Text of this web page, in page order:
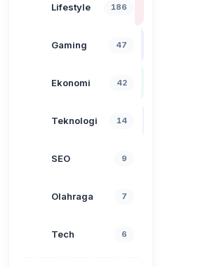
Lifestyle 186
Gaming 47
Ekonomi 42
Teknologi 14
SEO 9
Olahraga 7
Tech 6